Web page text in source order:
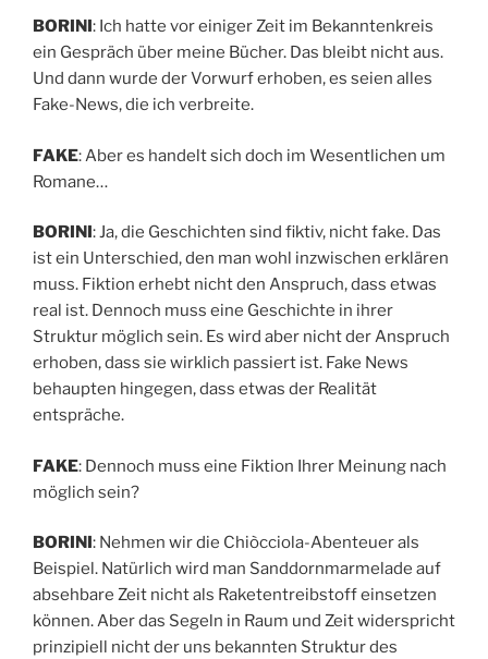
BORINI: Ich hatte vor einiger Zeit im Bekanntenkreis
ein Gespräch über meine Bücher. Das bleibt nicht aus.
Und dann wurde der Vorwurf erhoben, es seien alles
Fake-News, die ich verbreite.
FAKE: Aber es handelt sich doch im Wesentlichen um
Romane…
BORINI: Ja, die Geschichten sind fiktiv, nicht fake. Das
ist ein Unterschied, den man wohl inzwischen erklären
muss. Fiktion erhebt nicht den Anspruch, dass etwas
real ist. Dennoch muss eine Geschichte in ihrer
Struktur möglich sein. Es wird aber nicht der Anspruch
erhoben, dass sie wirklich passiert ist. Fake News
behaupten hingegen, dass etwas der Realität
entspräche.
FAKE: Dennoch muss eine Fiktion Ihrer Meinung nach
möglich sein?
BORINI: Nehmen wir die Chiòcciola-Abenteuer als
Beispiel. Natürlich wird man Sanddornmarmelade auf
absehbare Zeit nicht als Raketentreibstoff einsetzen
können. Aber das Segeln in Raum und Zeit widerspricht
prinzipiell nicht der uns bekannten Struktur des